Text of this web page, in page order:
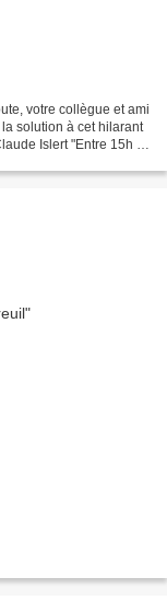
votre collègue et ami
solution à cet hilarant
Islert "Entre 15h et